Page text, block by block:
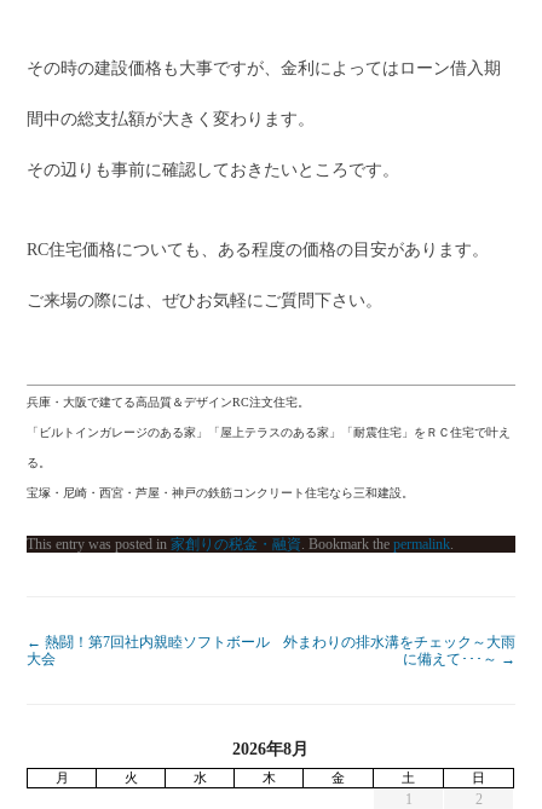
その時の建設価格も大事ですが、金利によってはローン借入期
間中の総支払額が大きく変わります。
その辺りも事前に確認しておきたいところです。
RC住宅価格についても、ある程度の価格の目安があります。
ご来場の際には、ぜひお気軽にご質問下さい。
兵庫・大阪で建てる高品質＆デザインRC注文住宅。
「ビルトインガレージのある家」「屋上テラスのある家」「耐震住宅」をＲＣ住宅で叶え
る。
宝塚・尼崎・西宮・芦屋・神戸の鉄筋コンクリート住宅なら三和建設。
This entry was posted in家創りの税金・融資 . Bookmark thepermalink
← 熱闘！第7回社内親睦ソフトボール
大会
外まわりの排水溝をチェック～大雨
に備えて･･･～ →
2026年8月
月 火 水 木 金 土 日
1
2